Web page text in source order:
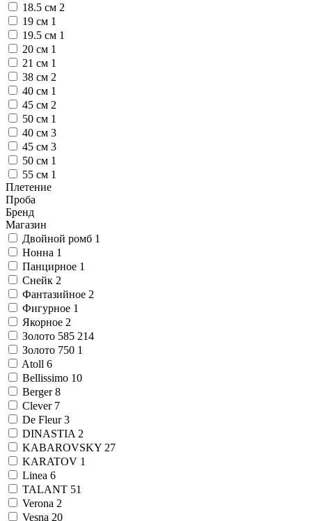
18.5 см 2
19 см 1
19.5 см 1
20 см 1
21 см 1
38 см 2
40 см 1
45 см 2
50 см 1
40 см 3
45 см 3
50 см 1
55 см 1
Плетение
Проба
Бренд
Магазин
Двойной ромб 1
Нонна 1
Панцирное 1
Снейк 2
Фантазийное 2
Фигурное 1
Якорное 2
Золото 585 214
Золото 750 1
Atoll 6
Bellissimo 10
Berger8
Clever 7
De Fleur3
DINASTIA 2
KABAROVSKY 27
KARATOV 1
Linea 6
TALANT 51
Verona 2
Vesna 20